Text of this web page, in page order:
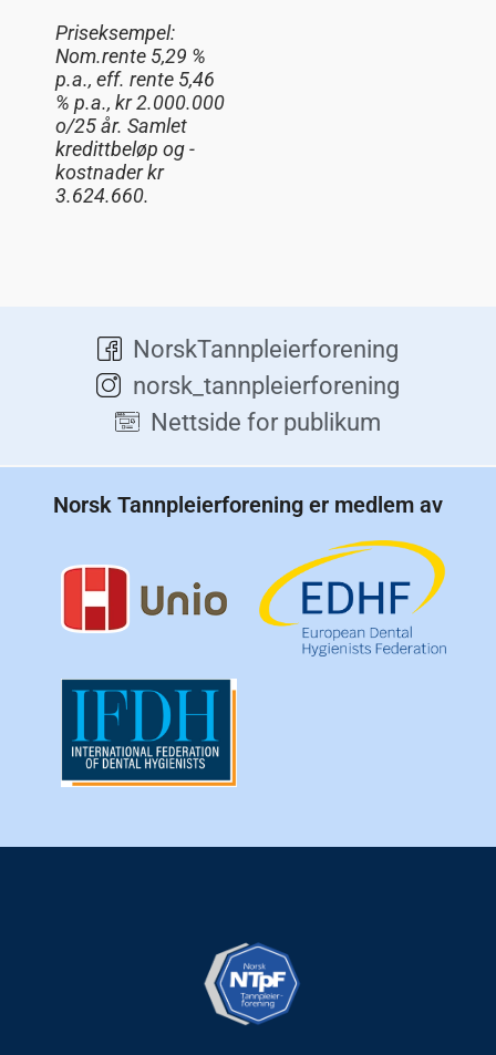
Priseksempel:
Nom.rente 5,29 %
p.a., eff. rente 5,46
% p.a., kr 2.000.000
o/25 år. Samlet
kredittbeløp og -
kostnader kr
3.624.660.
NorskTannpleierforening
norsk_tannpleierforening
Nettside for publikum
Norsk Tannpleierforening er medlem av